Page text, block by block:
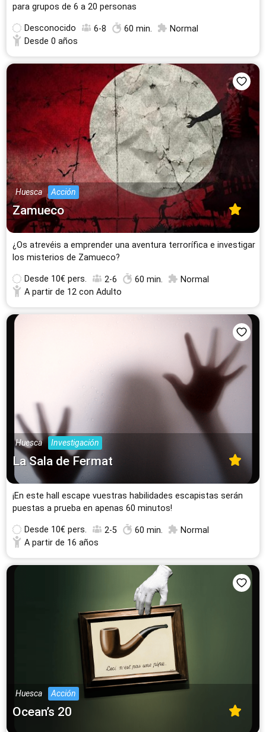
para grupos de 6 a 20 personas
Desconocido 6-8 60 min.
Normal
Desde 0 años
Huesca Acción
Zamueco
¿Os atrevéis a emprender una aventura terrorífica e investigar
los misterios de Zamueco?
Desde 10€ pers. 2-6 60 min.
Normal
A partir de 12 con Adulto
Huesca Investigación
La Sala de Fermat
¡En este hall escape vuestras habilidades escapistas serán
puestas a prueba en apenas 60 minutos!
Desde 10€ pers. 2-5 60 min.
Normal
A partir de 16 años
Huesca Acción
Ocean’s 20